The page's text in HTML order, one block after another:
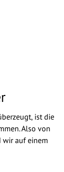
ist die
Also von
wir auf einem